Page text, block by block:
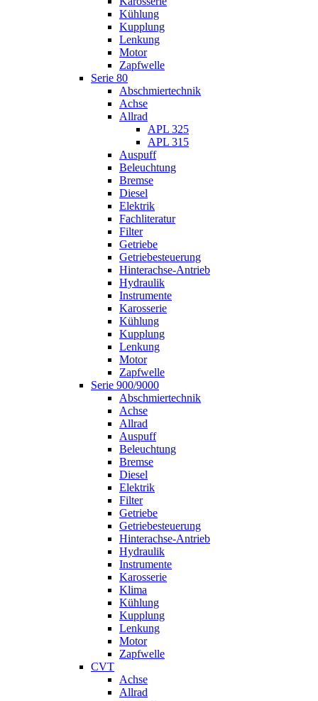
Kühlung
Kupplung
Lenkung
Motor
Zapfwelle
Serie 80
Abschmiertechnik
Achse
Allrad
APL 325
APL 315
Auspuff
Beleuchtung
Bremse
Diesel
Elektrik
Fachliteratur
Filter
Getriebe
Getriebesteuerung
Hinterachse-Antrieb
Hydraulik
Instrumente
Karosserie
Kühlung
Kupplung
Lenkung
Motor
Zapfwelle
Serie 900/9000
Abschmiertechnik
Achse
Allrad
Auspuff
Beleuchtung
Bremse
Diesel
Elektrik
Filter
Getriebe
Getriebesteuerung
Hinterachse-Antrieb
Hydraulik
Instrumente
Karosserie
Klima
Kühlung
Kupplung
Lenkung
Motor
Zapfwelle
CVT
Achse
Allrad